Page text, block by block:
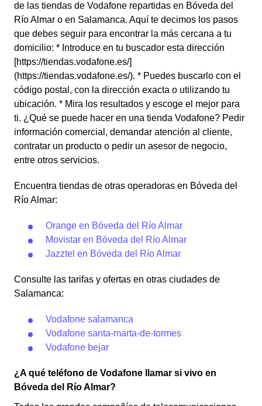
de las tiendas de Vodafone repartidas en Bóveda del
Río Almar o en Salamanca. Aquí te decimos los pasos
que debes seguir para encontrar la más cercana a tu
domicilio: * Introduce en tu buscador esta dirección
[https://tiendas.vodafone.es/]
(https://tiendas.vodafone.es/). * Puedes buscarlo con el
código postal, con la dirección exacta o utilizando tu
ubicación. * Mira los resultados y escoge el mejor para
ti. ¿Qué se puede hacer en una tienda Vodafone? Pedir
información comercial, demandar atención al cliente,
contratar un producto o pedir un asesor de negocio,
entre otros servicios.
Encuentra tiendas de otras operadoras en Bóveda del
Río Almar:
Orange en Bóveda del Río Almar
Movistar en Bóveda del Río Almar
Jazztel en Bóveda del Río Almar
Consulte las tarifas y ofertas en otras ciudades de
Salamanca:
Vodafone salamanca
Vodafone santa-marta-de-tormes
Vodafone bejar
¿A qué teléfono de Vodafone llamar si vivo en
Bóveda del Río Almar?